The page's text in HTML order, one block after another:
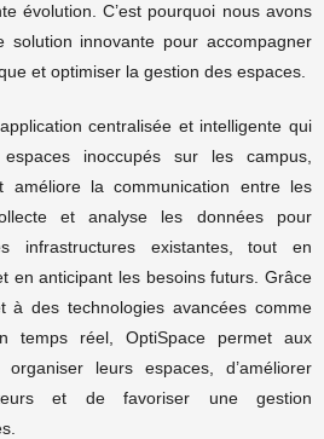
évolution. C’est pourquoi nous avons
solution innovante pour accompagner
et optimiser la gestion des espaces.
centralisée et intelligente qui
inoccupés sur les campus,
améliore la communication entre les
et analyse les données pour
infrastructures existantes, tout en
en anticipant les besoins futurs. Grâce
à des technologies avancées comme
temps réel, OptiSpace permet aux
leurs espaces, d’améliorer
et de favoriser une gestion